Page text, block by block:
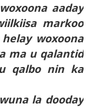
aaday
markoo
woxoona
ma u qalantid
qalbo nin ka
la dooday